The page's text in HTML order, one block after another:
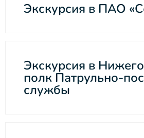
Экскурсия в ПАО
Экскурсия в
полк Патрульно-
службы